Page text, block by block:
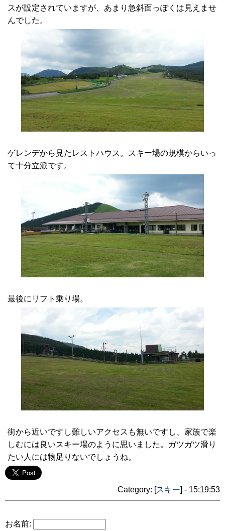
スが設定されていますが、あまり急斜面っぽくは見えませ
んでした。
ゲレンデから見たレストハウス。スキー場の規模からいっ
て十分立派です。
最後にリフト乗り場。
街から近いですし難しいアクセスも無いですし、家族で楽
しむには良いスキー場のように思いました。ガツガツ滑り
たい人には物足りないでしょうね。
Category: [スキー] - 15:19:53
お名前: